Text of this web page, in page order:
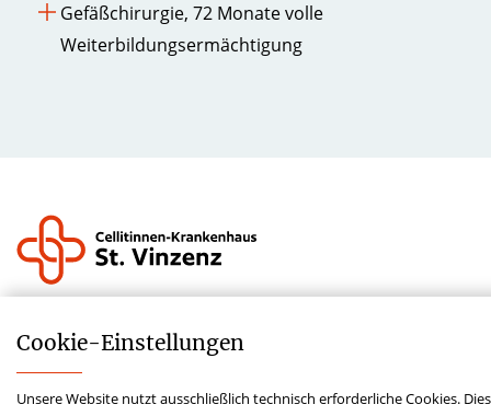
Gefäßchirurgie, 72 Monate volle
Weiterbildungsermächtigung
Datenschutz
Cookie-­Einstellungen
Unsere Website nutzt ausschließlich technisch erforderliche Cookies.